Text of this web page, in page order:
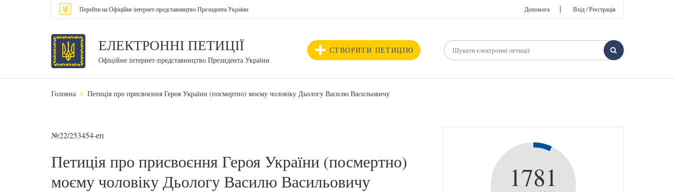
Перейти на Офіційне інтернет-представництво Президента України Допомога | Вхід / Реєстрація
ЕЛЕКТРОННІ ПЕТИЦІЇ
Офіційне інтернет-представництво Президента України
СТВОРИТИ ПЕТИЦІЮ
Головна Петиція про присвоєння Героя України (посмертно) моєму чоловіку Дьологу Василю Васильовичу
№22/253454-еп
Петиція про присвоєння Героя України (посмертно)
моєму чоловіку Дьологу Василю Васильовичу
1781